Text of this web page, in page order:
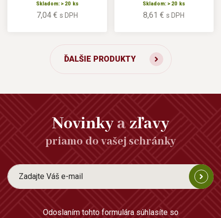
Skladom: > 20 ks
7,04 € s DPH
Skladom: > 20 ks
8,61 €s DPH
ĎALŠIE PRODUKTY
Novinkyazľavy
priamo do vašej schránky
Odoslaním tohto formulára súhlasíte so